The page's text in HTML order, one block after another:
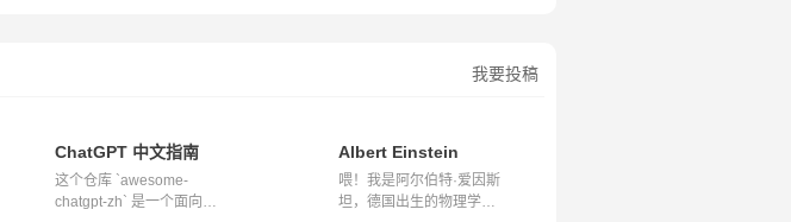
我要投稿
ChatGPT 中文指南
这个仓库 `awesome-
chatgpt-zh` 是一个面向中
Albert Einstein
喂！我是阿尔伯特·爱因斯
坦，德国出生的物理学